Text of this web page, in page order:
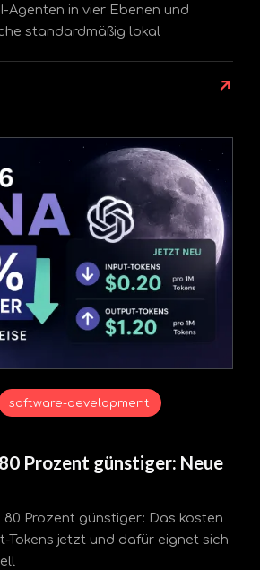
Agenten in vier Ebenen und
standardmäßig lokal
↗
software-development
Prozent günstiger: Neue
80 Prozent günstiger: Das kosten
Tokens jetzt und dafür eignet sich